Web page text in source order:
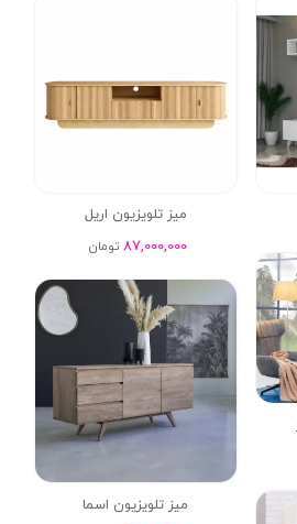
میز تلویزیون اریل
87,000,000 تومان
میز تلویزیون اسما